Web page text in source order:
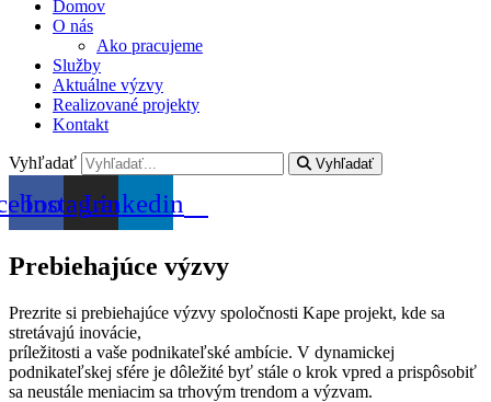
Domov
O nás
Ako pracujeme
Služby
Aktuálne výzvy
Realizované projekty
Kontakt
Vyhľadať Vyhľadať
InstagramLinkedin
Prebiehajúce výzvy
Prezrite si prebiehajúce výzvy spoločnosti Kape projekt, kde sa
stretávajú inovácie,
príležitosti a vaše podnikateľské ambície. V dynamickej
podnikateľskej sfére je dôležité byť stále o krok vpred a prispôsobiť
sa neustále meniacim sa trhovým trendom a výzvam.